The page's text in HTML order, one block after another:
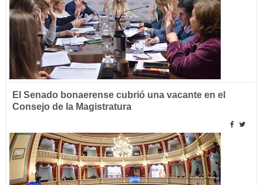
El Senado bonaerense cubrió una vacante en el
Consejo de la Magistratura